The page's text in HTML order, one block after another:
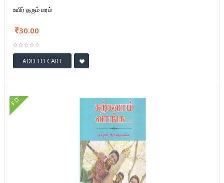
உயிர் தரும் மரம்
30.00
ADD TO CART
FD